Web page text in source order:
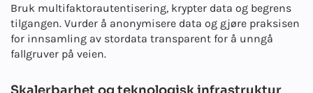
Bruk multifaktorautentisering, krypter data og begrens
tilgangen. Vurder å anonymisere data og gjøre praksisen
for innsamling av stordata transparent for å unngå
fallgruver på veien.